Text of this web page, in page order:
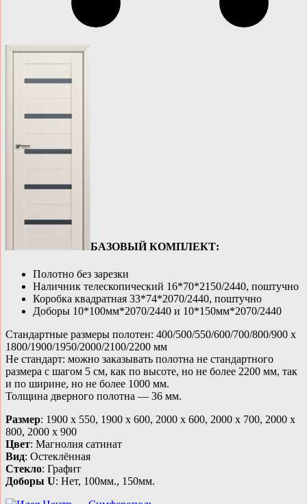
БАЗОВЫЙ КОМПЛЕКТ:
Полотно без зарезки
Наличник телескопический 16*70*2150/2440, поштучно
Коробка квадратная 33*74*2070/2440, поштучно
Доборы 10*100мм*2070/2440 и 10*150мм*2070/2440
Стандартные размеры полотен: 400/500/550/600/700/800/900 x
1800/1900/1950/2000/2100/2200 мм
Не стандарт: можно заказывать полотна не стандартного
размера с шагом 5 см, как по высоте, но не более 2200 мм, так
и по ширине, но не более 1000 мм.
Толщина дверного полотна — 36 мм.
Размер: 1900 x 550, 1900 x 600, 2000 x 600, 2000 x 700, 2000 x
800, 2000 x 900
Цвет: Магнолия сатинат
Вид: Остеклённая
Стекло: Графит
Доборы U: Нет, 100мм., 150мм.